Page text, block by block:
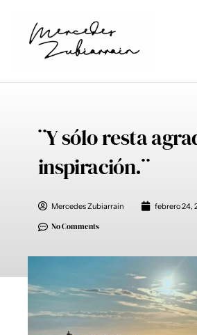
contenido
¨Y sólo resta
inspiración.¨
Mercedes Zubiarrain febrero 24,
No Comments